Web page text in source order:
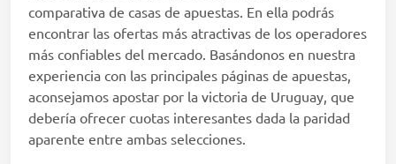
comparativa de casas de apuestas. En ella podrás
encontrar las ofertas más atractivas de los operadores
más confiables del mercado. Basándonos en nuestra
experiencia con las principales páginas de apuestas,
aconsejamos apostar por la victoria de Uruguay, que
debería ofrecer cuotas interesantes dada la paridad
aparente entre ambas selecciones.